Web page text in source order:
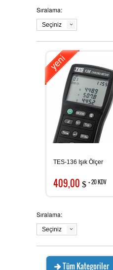
Kurumsal
Ürünlerimiz
MULTİTECH
Pensampermetre
OAG Ölçü Aletleri
Hizmetlerimiz
Sıralama:
Seçiniz
TES-136 Işık Ölçer
409,00 $ + 20 KDV
Sıralama:
Seçiniz
Tüm Kategoriler